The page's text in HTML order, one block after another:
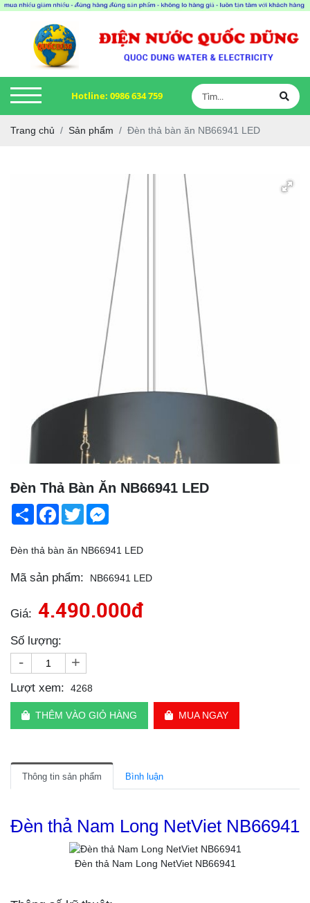
Hotline: 0986 634 759
Trang chủ Sản phẩm Đèn thả bàn ăn NB66941 LED
Đèn Thả Bàn Ăn NB66941 LED
Share Facebook
Twitter
Đèn thả bàn ăn NB66941 LED
Mã sản phẩm: NB66941 LED
Giá: 4.490.000đ
Số lượng:
- +
Lượt xem: 4268
THÊM VÀO GIỎ HÀNG MUA NGAY
Thông tin sản phẩm Bình luận
Đèn thả Nam Long NetViet NB66941
Đèn thả Nam Long NetViet NB66941